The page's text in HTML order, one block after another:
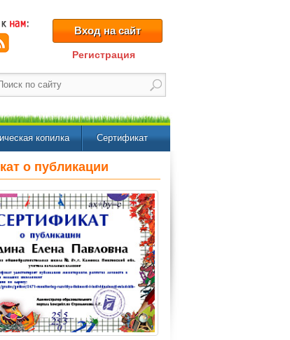
Вход на сайт
Регистрация
копилка Сертификат
о публикации